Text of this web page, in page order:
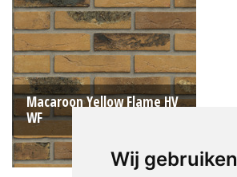
Wij
215x100x65
Structuur:
Egaal
Geel
Macaroon Yellow Flame HV
WF